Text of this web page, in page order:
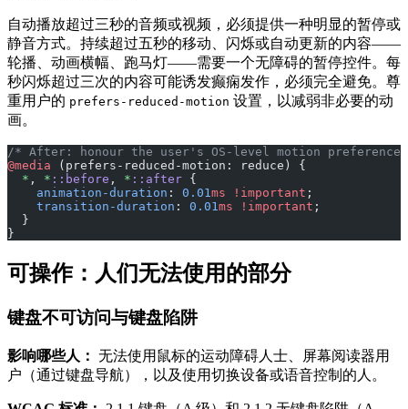
自动播放超过三秒的音频或视频，必须提供一种明显的暂停或
静音方式。持续超过五秒的移动、闪烁或自动更新的内容——
轮播、动画横幅、跑马灯——需要一个无障碍的暂停控件。每
秒闪烁超过三次的内容可能诱发癫痫发作，必须完全避免。尊
重用户的 prefers-reduced-motion 设置，以减弱非必要的动
画。
/* After: honour the user's OS-level motion
@media (prefers-reduced-motion: reduce) {
  *
, * ::before , * ::after {
    animation-duration
: 0.01ms !important ;
    transition-duration
: 0.01ms !important ;
  }
}
可操作：人们无法使用的部分
键盘不可访问与键盘陷阱
影响哪些人： 无法使用鼠标的运动障碍人士、屏幕阅读器用
户（通过键盘导航），以及使用切换设备或语音控制的人。